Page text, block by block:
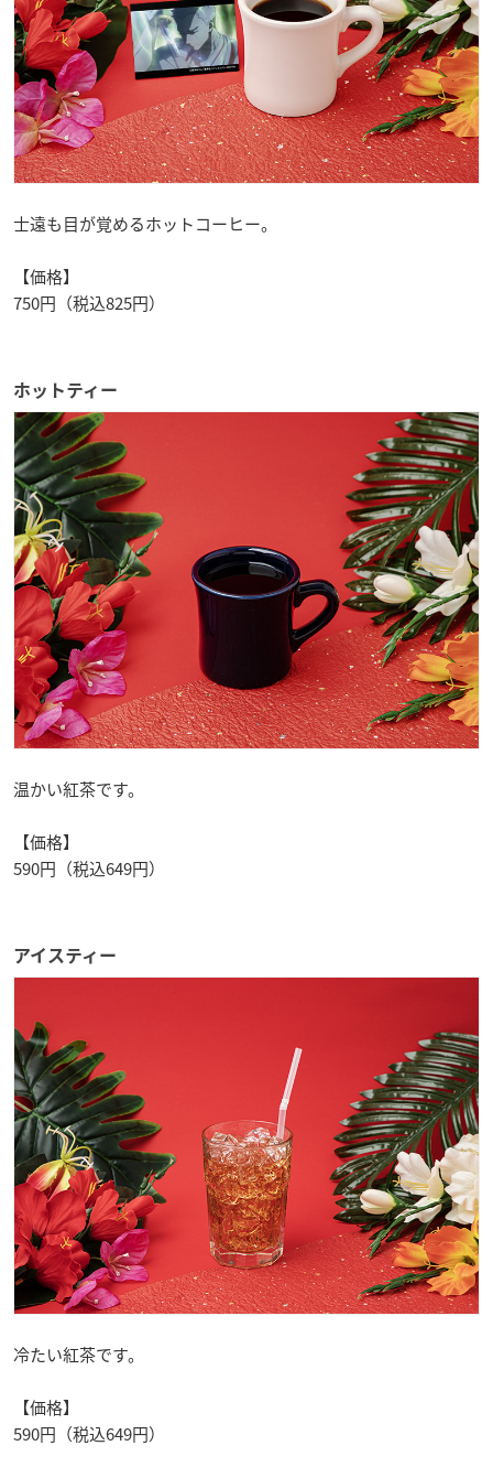
士遠も目が覚めるホットコーヒー。
【価格】
750円（税込825円）
ホットティー
温かい紅茶です。
【価格】
590円（税込649円）
アイスティー
冷たい紅茶です。
【価格】
590円（税込649円）